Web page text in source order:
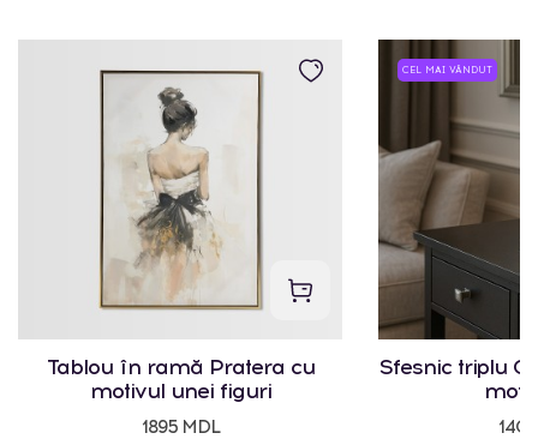
Tablou în ramă Pratera cu
motivul unei figuri
1895 MDL
CEL MAI VÂNDUT
Sfesnic triplu